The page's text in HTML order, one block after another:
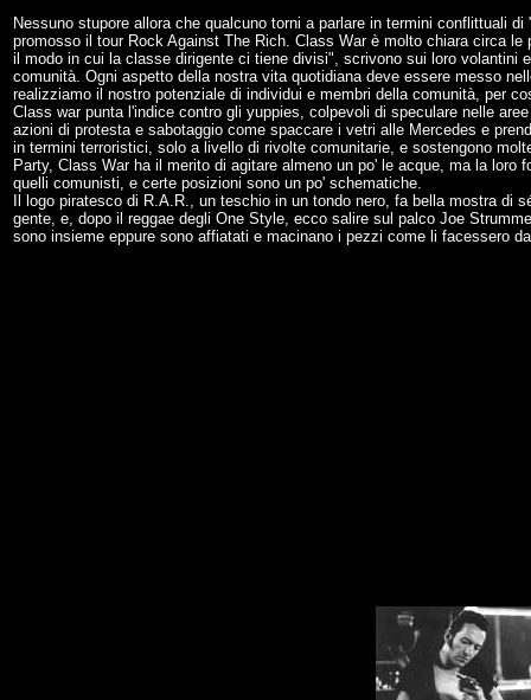
Nessuno stupore allora che qualcuno torni a parlare in termini conflittuali
promosso il tour Rock Against The Rich. Class War è molto chiara circa
il modo in cui la classe dirigente ci tiene divisi", scrivono sui loro volantini
comunità. Ogni aspetto della nostra vita quotidiana deve essere messo
realizziamo il nostro potenziale di individui e membri della comunità, per
Class war punta l'indice contro gli yuppies, colpevoli di speculare nelle
azioni di protesta e sabotaggio come spaccare i vetri alle Mercedes e
in termini terroristici, solo a livello di rivolte comunitarie, e sostengono
Party, Class War ha il merito di agitare almeno un po' le acque, ma la
quelli comunisti, e certe posizioni sono un po' schematiche.
Il logo piratesco di R.A.R., un teschio in un tondo nero, fa bella mostra
gente, e, dopo il reggae degli One Style, ecco salire sul palco Joe
sono insieme eppure sono affiatati e macinano i pezzi come li facessero